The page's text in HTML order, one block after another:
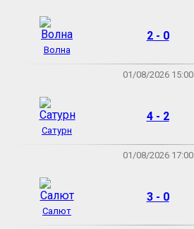
Волна
2 - 0
01/08/2026 15:00
Сатурн
4 - 2
01/08/2026 17:00
Салют
3 - 0